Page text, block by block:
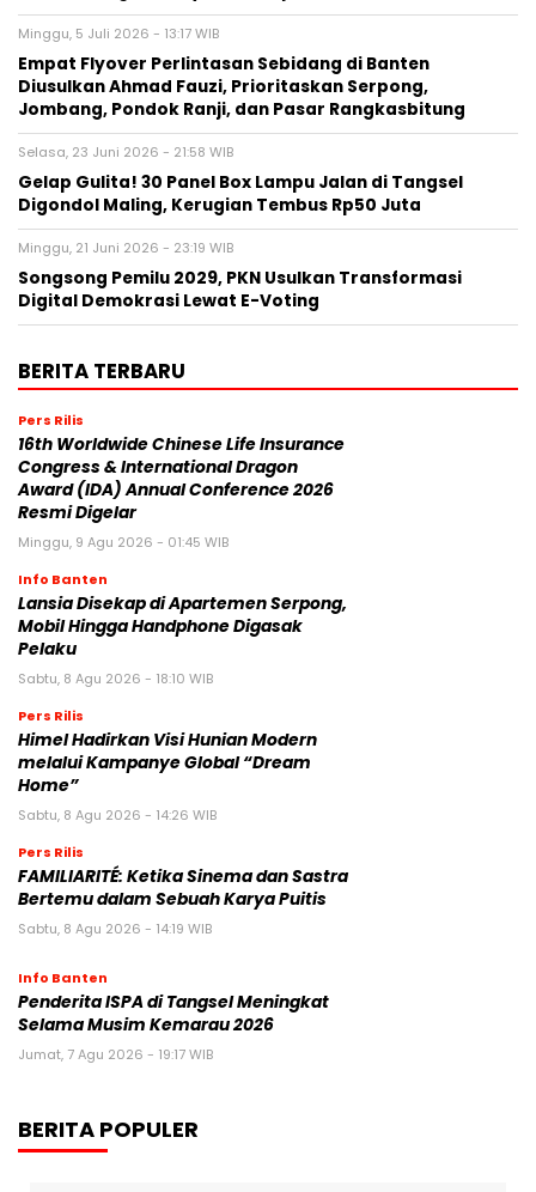
Minggu, 5 Juli 2026 - 13:17 WIB
Empat Flyover Perlintasan Sebidang di Banten
Diusulkan Ahmad Fauzi, Prioritaskan Serpong,
Jombang, Pondok Ranji, dan Pasar Rangkasbitung
Selasa, 23 Juni 2026 - 21:58 WIB
Gelap Gulita! 30 Panel Box Lampu Jalan di Tangsel
Digondol Maling, Kerugian Tembus Rp50 Juta
Minggu, 21 Juni 2026 - 23:19 WIB
Songsong Pemilu 2029, PKN Usulkan Transformasi
Digital Demokrasi Lewat E-Voting
BERITA TERBARU
Pers Rilis
16th Worldwide Chinese Life Insurance
Congress & International Dragon
Award (IDA) Annual Conference 2026
Resmi Digelar
Minggu, 9 Agu 2026 - 01:45 WIB
Info Banten
Lansia Disekap di Apartemen Serpong,
Mobil Hingga Handphone Digasak
Pelaku
Sabtu, 8 Agu 2026 - 18:10 WIB
Pers Rilis
Himel Hadirkan Visi Hunian Modern
melalui Kampanye Global “Dream
Home”
Sabtu, 8 Agu 2026 - 14:26 WIB
Pers Rilis
FAMILIARITÉ: Ketika Sinema dan Sastra
Bertemu dalam Sebuah Karya Puitis
Sabtu, 8 Agu 2026 - 14:19 WIB
Info Banten
Penderita ISPA di Tangsel Meningkat
Selama Musim Kemarau 2026
Jumat, 7 Agu 2026 - 19:17 WIB
BERITA POPULER